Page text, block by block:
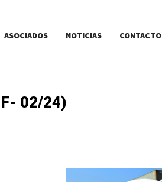
ASOCIADOS NOTICIAS CONTACTO
F- 02/24)